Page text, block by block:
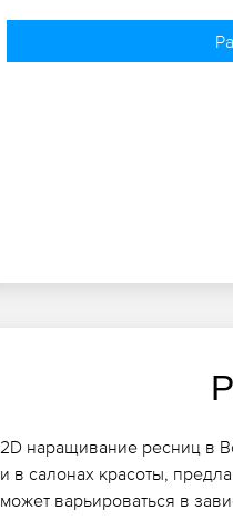
2D наращивание ресниц в
и в салонах красоты,
может варьироваться в